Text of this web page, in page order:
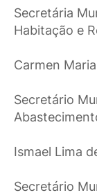
Secretária
Habitação e
Carmen
Secretário
Ismael Lima
Secretário